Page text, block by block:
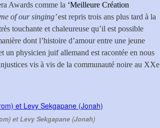
Awards comme la ‘Meilleure Création
of our singing’est repris trois ans plus tard à la
touchante et chaleureuse qu’il est possible
dont l’histoire d’amour entre une jeune
un physicien juif allemand est racontée en nous
vis à vis de la communauté noire au XXe
et Levy Sekgapane (Jonah)